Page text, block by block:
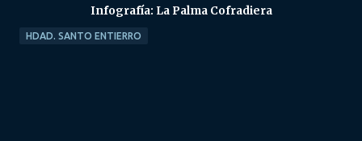
Infografía: La Palma Cofradiera
HDAD. SANTO ENTIERRO